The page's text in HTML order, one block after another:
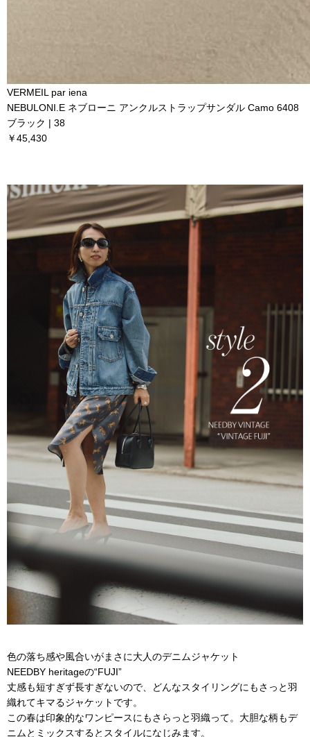
VERMEIL par iena
NEBULONI.E ネブローニ アンクルストラップサンダル Camo 6408
ブラック | 38
￥45,430
色の落ち感や風合いがまさに大人のデニムジャケット
NEEDBY heritageの“FUJI”
丈感も短すぎず長すぎないので、どんなスタイリングにもさっと羽
織れてキマるジャケットです。
この春は印象的なワンピースにもさらっと羽織って。大胆な柄もデ
ニムとミックスするとスタイルになじみます。